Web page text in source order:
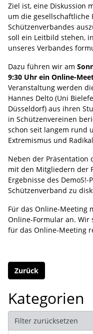
Ziel ist, eine Diskussion
um die gesellschaftliche
Schützenverbandes
soll ein Leitbild stehen,
unseres Verbandes
Dazu führen wir am
9:30 Uhr ein Online-
Veranstaltung werden
Hannes Delto (Uni
Düsseldorf) aus ihren
in Schützenvereinen
schon seit langem rund
Extremismus und
Neben der Präsentation
mit den Mitgliedern der
Ergebnisse des DemoS!-
Schützenverband zu
Für das Online-Meeting
Online-Formular an. Wir
für das Online-Meeting
Zurück
Kategorien
Filter zurücksetzen